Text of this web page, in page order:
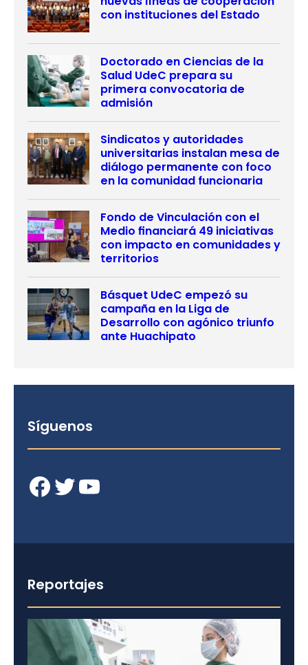
con instituciones del Estado
Doctorado en Ciencias de la
Salud UdeC prepara su
primera convocatoria de
admisión
Sindicatos y autoridades
universitarias instalan mesa de
diálogo permanente con foco
en la comunidad funcionaria
Fondo de Vinculación con el
Medio financiará 49 iniciativas
con impacto en comunidades y
territorios
Básquet UdeC empezó su
campaña en la Liga de
Desarrollo con agónico triunfo
ante Huachipato
Síguenos
Facebook Twitter YouTube
Reportajes